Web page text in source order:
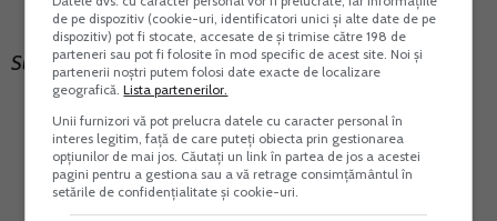
Sursa: ANAF
de pe dispozitiv (cookie-uri, identificatori unici și alte date de pe
dispozitiv) pot fi stocate, accesate de și trimise către 198 de
parteneri sau pot fi folosite în mod specific de acest site. Noi și
partenerii noștri putem folosi date exacte de localizare
geografică.Lista partenerilor.
Unii furnizori vă pot prelucra datele cu caracter personal în
interes legitim, față de care puteți obiecta prin gestionarea
opțiunilor de mai jos. Căutați un link în partea de jos a acestei
pagini pentru a gestiona sau a vă retrage consimțământul în
setările de confidențialitate și cookie-uri.